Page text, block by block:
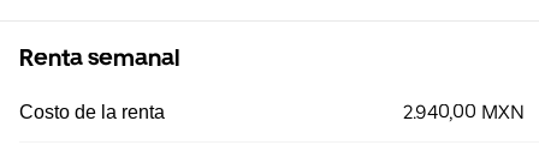
Renta semanal
Costo de la renta 2.940,00 MXN